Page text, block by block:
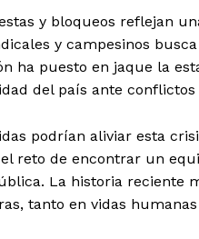
y bloqueos reflejan
y campesinos
ha puesto en jaque la
del país ante conflictos
podrían aliviar esta
reto de encontrar un
La historia reciente
tanto en vidas